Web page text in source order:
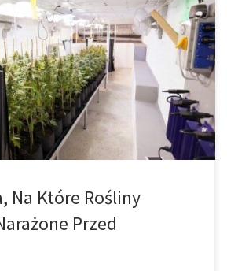
stosowane przez doświadczonych
którzy zawsze martwią się o
zbiorów, mówi: „Będziemy spać
będzie w worku!”. Oznacza to, że nie
nie skończą się żniwa, a owoce ich
w bezpiecznym miejscu. To […]
Na Które Rośliny
Przed